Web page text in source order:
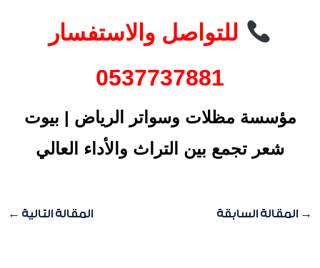
للتواصل والاستفسار
0537737881
مؤسسة مظلات وسواتر الرياض | بيوت
شعر تجمع بين التراث والأداء العالي
→المقالة السابقة المقالة التالية←